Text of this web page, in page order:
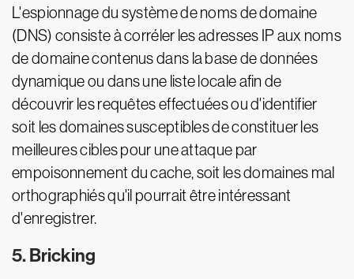
L'espionnage du système de noms de domaine
(DNS) consiste à corréler les adresses IP aux noms
de domaine contenus dans la base de données
dynamique ou dans une liste locale afin de
découvrir les requêtes effectuées ou d'identifier
soit les domaines susceptibles de constituer les
meilleures cibles pour une attaque par
empoisonnement du cache, soit les domaines mal
orthographiés qu'il pourrait être intéressant
d'enregistrer.
5. Bricking